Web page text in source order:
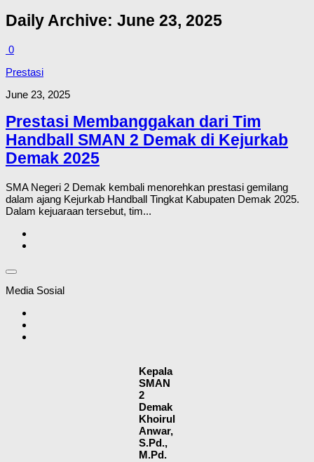
Daily Archive: June 23, 2025
0
Prestasi
June 23, 2025
Prestasi Membanggakan dari Tim
Handball SMAN 2 Demak di Kejurkab
Demak 2025
SMA Negeri 2 Demak kembali menorehkan prestasi gemilang
dalam ajang Kejurkab Handball Tingkat Kabupaten Demak 2025.
Dalam kejuaraan tersebut, tim...
Media Sosial
Kepala
SMAN
2
Demak
Khoirul
Anwar,
S.Pd.,
M.Pd.